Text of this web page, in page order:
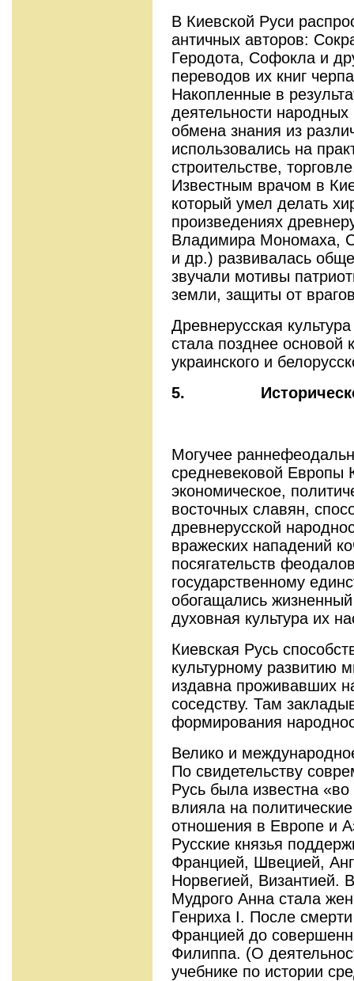
В Киевской Руси
античных авторов:
Геродота, Софокла и
переводов их книг
Накопленные в
деятельности
обмена знания из
использовались на
строительстве,
Известным врачом в
который умел делать
произведениях
Владимира Мономаха,
и др.) развивалась
звучали мотивы
земли, защиты от
Древнерусская
стала позднее основой
украинского и
5.
Могучее
средневековой Европы
экономическое,
восточных славян,
древнерусской
вражеских нападений
посягательств
государственному
обогащались
духовная культура их
Киевская Русь
культурному развитию
издавна проживавших
соседству. Там
формирования
Велико и
По свидетельству
Русь была известна
влияла на
отношения в Европе и
Русские князья
Францией, Швецией,
Норвегией, Византией.
Мудрого Анна стала
Генриха I. После
Францией до
Филиппа. (О
учебнике по истории